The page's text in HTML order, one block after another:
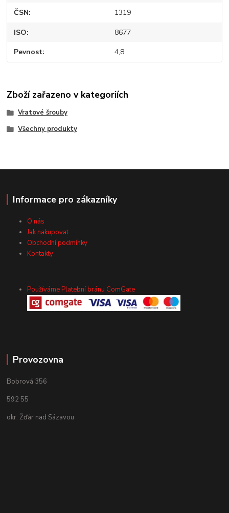
ČSN 1319
ISO 8677
Pevnost 4,8
Zboží zařazeno v kategoriích
Vratové šrouby
Všechny produkty
Informace pro zákazníky
O nás
Jak nakupovat
Obchodní podmínky
Kontakty
Používáme Platební bránu ComGate
Provozovna
Bobrová 356
592 55
okr. Žďár nad Sázavou